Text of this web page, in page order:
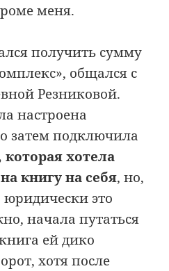
меня.
получить сумму
общался с
Резниковой.
настроена
затем подключила
хотела
книгу на себя, но,
юридически это
начала путаться
ей дико
хотя после